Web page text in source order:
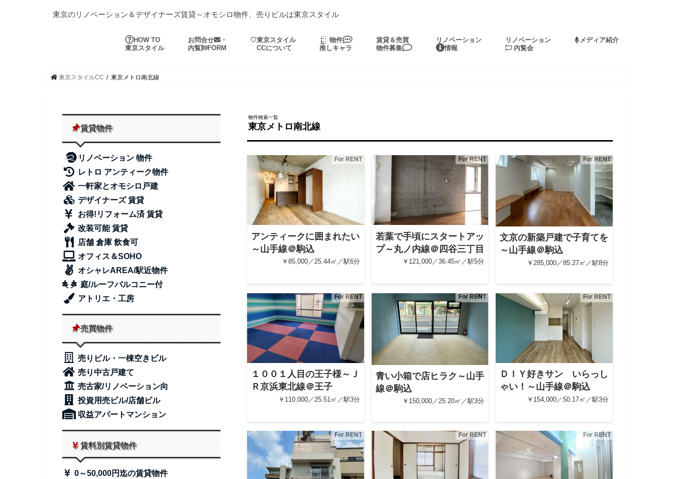
東京のリノベーション＆デザイナーズ賃貸～オモシロ物件、売りビルは東京スタイル
HOW TO
東京スタイル
お問合せ
・
内覧
FORM
♡東京スタイル
CCについて
物件
推しキャラ
賃貸＆売買
物件募集
リノベーション
情報
リノベーション
内覧会
メディア紹介
東京スタイルCC 東京メトロ南北線
物件検索一覧
東京メトロ南北線
For RENT
アンティークに囲まれたい
～山手線＠駒込
￥85,000／25.44㎡／駅6分
For RENT
若葉で手頃にスタートアッ
プ～丸ノ内線＠四谷三丁目
￥121,000／36.45㎡／駅5分
For RENT
文京の新築戸建で子育てを
～山手線＠駒込
￥285,000／85.27㎡／駅8分
For RENT
１００１人目の王子様～Ｊ
Ｒ京浜東北線＠王子
￥110,000／25.51㎡／駅3分
For RENT
青い小箱で店ヒラク～山手
線＠駒込
￥150,000／25.20㎡／駅3分
For RENT
ＤＩＹ好きサン いらっし
ゃい！～山手線＠駒込
￥154,000／50.17㎡／駅3分
For RENT For RENT For RENT
賃貸物件
リノベーション 物件
レトロ アンティーク物件
一軒家とオモシロ戸建
デザイナーズ 賃貸
お得!リフォーム済 賃貸
改装可能 賃貸
店舗 倉庫 飲食可
オフィス＆SOHO
オシャレAREA/駅近物件
庭/ルーフバルコニー付
アトリエ・工房
売買物件
売りビル・一棟空きビル
売り中古戸建て
売古家/リノベーション向
投資用売ビル/店舗ビル
収益アパートマンション
賃料別賃貸物件
0～50,000円迄の賃貸物件